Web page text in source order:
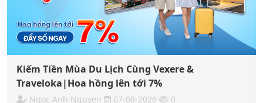
Kiếm Tiền Mùa Du Lịch Cùng Vexere &
Traveloka|Hoa hồng lên tới 7%
Ngoc Anh Nguyen 07-08-2026 0